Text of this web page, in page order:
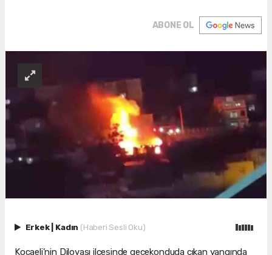
ABONE OL
Erkek Kadın (Haberi Sesli Oku)
Kocaeli’nin Dilovası ilçesinde gecekonduda çıkan yangında